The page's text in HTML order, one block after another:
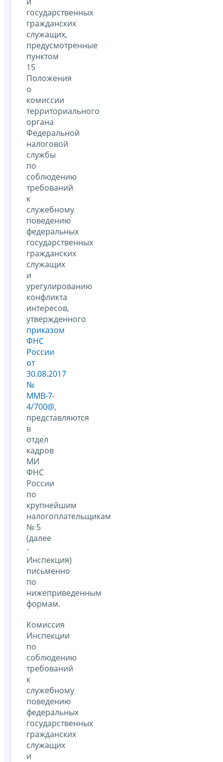
государственных
гражданских
служащих,
предусмотренные
пунктом
15
Положения
о
комиссии
территориального
органа
Федеральной
налоговой
службы
по
соблюдению
требований
к
служебному
поведению
федеральных
государственных
гражданских
служащих
и
урегулированию
конфликта
интересов,
утвержденного
приказом
ФНС
России
от
30.08.2017
№
ММВ-7-
4/700@,
представляются
в
отдел
кадров
МИ
ФНС
России
по
крупнейшим
налогоплательщикам
№ 5
(далее
-
Инспекция)
письменно
по
нижеприведенным
формам.
Комиссия
Инспекции
по
соблюдению
требований
к
служебному
поведению
федеральных
государственных
гражданских
служащих
и